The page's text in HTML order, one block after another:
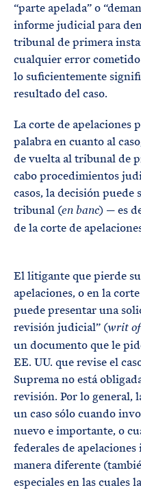
“parte apelada” o
informe judicial para
tribunal de primera
cualquier error
lo suficientemente
resultado del caso.
La corte de apelaciones
palabra en cuanto al
de vuelta al tribunal de
cabo procedimientos
casos, la decisión
tribunal (en banc) — es
de la corte de
El litigante que pierde
apelaciones, o en la
puede presentar una
revisión judicial” (writ
un documento que le
EE. UU. que revise el
Suprema no está
revisión. Por lo general,
un caso sólo cuando
nuevo e importante, o
federales de
manera diferente
especiales en las cuales